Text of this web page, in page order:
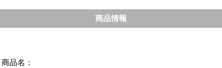
商品情報
商品名：